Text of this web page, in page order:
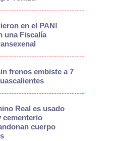
en el PAN!
una Fiscalía
frenos embiste a 7
Real es usado
cementerio
cuerpo